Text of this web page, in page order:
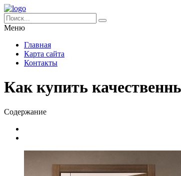
Меню
Главная
Карта сайта
Контакты
Как купить
Содержание